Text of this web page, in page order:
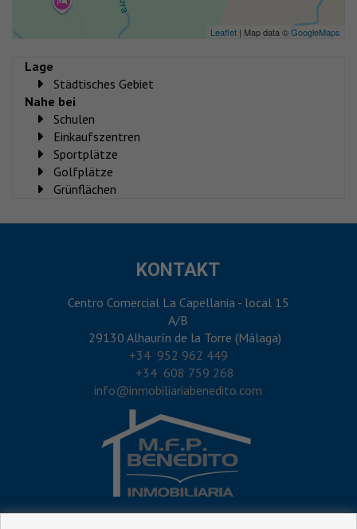
Leaflet | Map data ©GoogleMaps
Lage
Städtisches Gebiet
Nahe bei
Schulen
Einkaufszentren
Sportplätze
Golfplätze
Grünflächen
KONTAKT
Centro Comercial La Capellania - local 15
A/B
29130 Alhaurín de la Torre (Málaga)
‎+34 952 962 449
+34 608 759 268
info@inmobiliariabenedito.com